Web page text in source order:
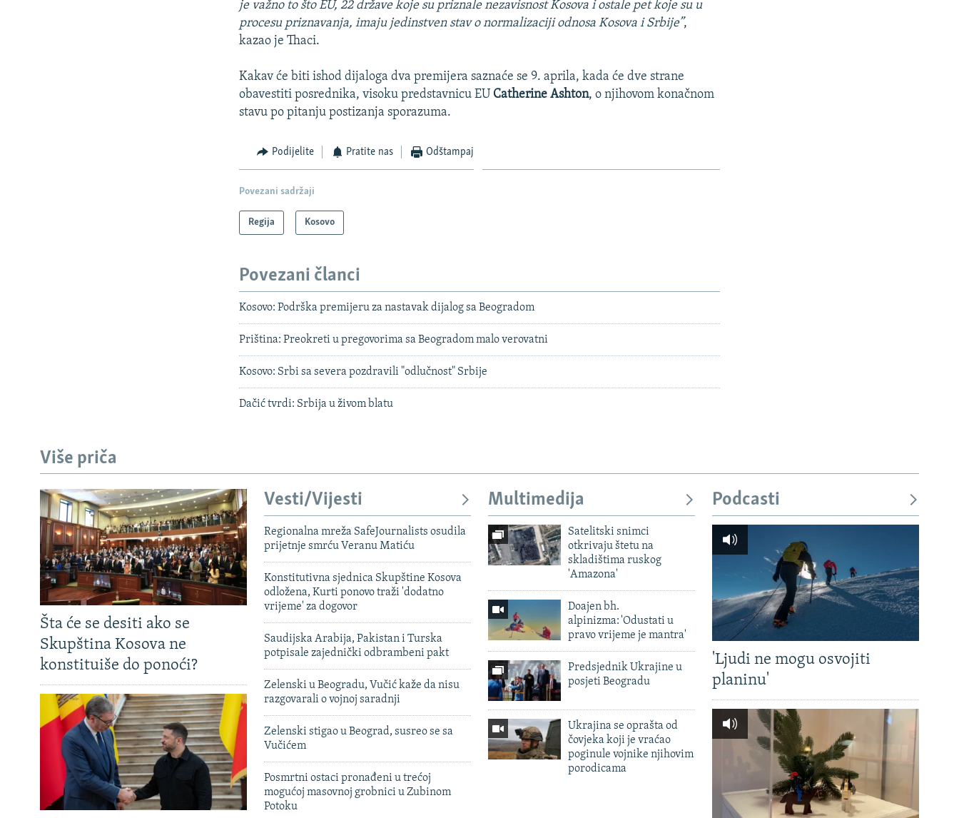
je važno to što EU, 22 države koje su priznale nezavisnost Kosova i ostale pet koje su u
procesu priznavanja, imaju jedinstven stav o normalizaciji odnosa Kosova i Srbije”,
kazao je Thaci.
Kakav će biti ishod dijaloga dva premijera saznaće se 9. aprila, kada će dve strane
obavestiti posrednika, visoku predstavnicu EU Catherine Ashton, o njihovom konačnom
stavu po pitanju postizanja sporazuma.
Podijelite Pratite nas Odštampaj
Povezani sadržaji
Regija Kosovo
Povezani članci
Kosovo: Podrška premijeru za nastavak dijalog sa Beogradom
Priština: Preokreti u pregovorima sa Beogradom malo verovatni
Kosovo: Srbi sa severa pozdravili "odlučnost" Srbije
Dačić tvrdi: Srbija u živom blatu
Više priča
Šta će se desiti ako se
Skupština Kosova ne
konstituiše do ponoći?
Vesti/Vijesti
Regionalna mreža SafeJournalists osudila
prijetnje smrću Veranu Matiću
Konstitutivna sjednica Skupštine Kosova
odložena, Kurti ponovo traži 'dodatno
vrijeme' za dogovor
Saudijska Arabija, Pakistan i Turska
potpisale zajednički odbrambeni pakt
Zelenski u Beogradu, Vučić kaže da nisu
razgovarali o vojnoj saradnji
Zelenski stigao u Beograd, susreo se sa
Vučićem
Posmrtni ostaci pronađeni u trećoj
mogućoj masovnoj grobnici u Zubinom
Potoku
Multimedija
Satelitski snimci
otkrivaju štetu na
skladištima ruskog
'Amazona'
Doajen bh.
alpinizma: 'Odustati u
pravo vrijeme je mantra'
Predsjednik Ukrajine u
posjeti Beogradu
Ukrajina se oprašta od
čovjeka koji je vraćao
poginule vojnike njihovim
porodicama
Podcasti
'Ljudi ne mogu osvojiti
planinu'